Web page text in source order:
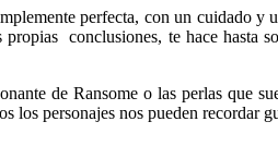
perfecta, con un cuidado y
propias conclusiones, te hace hasta
de Ransome o las perlas que
los personajes nos pueden recordar